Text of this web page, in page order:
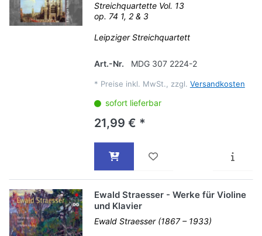
Streichquartette Vol. 13
op. 74 1, 2 & 3
Leipziger Streichquartett
Art.-Nr. MDG 307 2224-2
* Preise inkl. MwSt., zzgl. Versandkosten
sofort lieferbar
21,99 € *
Ewald Straesser - Werke für Violine
und Klavier
Ewald Straesser (1867 – 1933)